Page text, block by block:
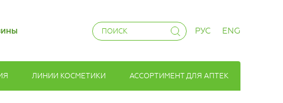
РУС ENG
ЛИНИИ КОСМЕТИКИ АССОРТИМЕНТ ДЛЯ АПТЕК